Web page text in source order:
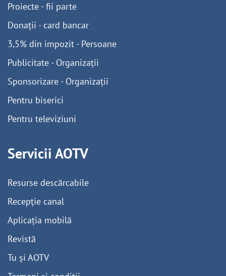
Proiecte - fii parte
Donații - card bancar
3,5% din impozit - Persoane
Publicitate - Organizații
Sponsorizare - Organizații
Pentru biserici
Pentru televiziuni
Servicii AOTV
Resurse descărcabile
Recepție canal
Aplicația mobilă
Revistă
Tu și AOTV